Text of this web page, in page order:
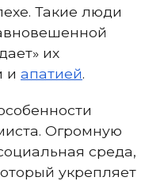
Такие люди
их
и апатией.
Огромную
среда,
укрепляет